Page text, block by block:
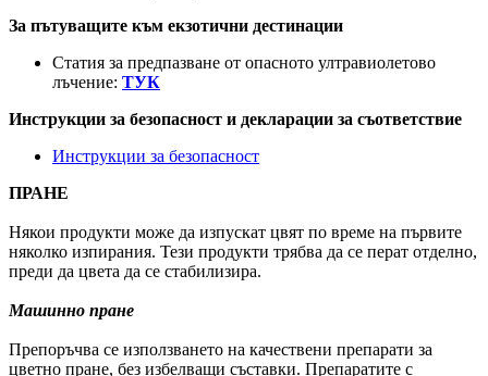
За пътуващите към екзотични дестинации
Статия за предпазване от опасното ултравиолетово
лъчение: ТУК
Инструкции за безопасност и декларации за съответствие
Инструкции за безопасност
ПРАНЕ
Някои продукти може да изпускат цвят по време на първите
няколко изпирания. Тези продукти трябва да се перат отделно,
преди да цвета да се стабилизира.
Машинно пране
Препоръчва се използването на качествени препарати за
цветно пране, без избелващи съставки. Препаратите с